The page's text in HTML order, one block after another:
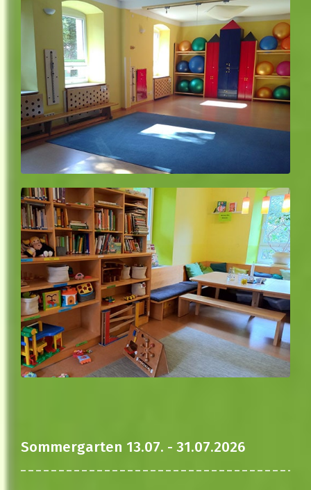
Sommergarten 13.07. - 31.07.2026